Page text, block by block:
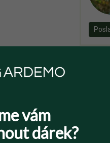
vám
dárek?